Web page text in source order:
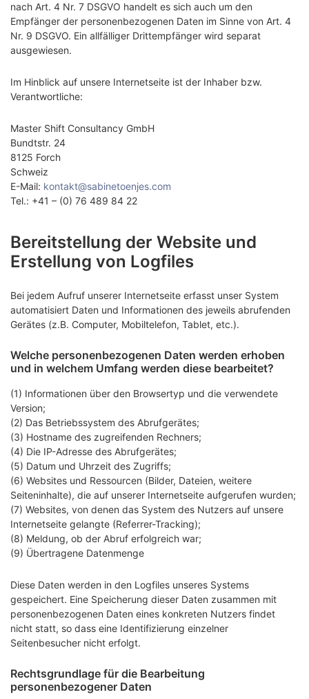
nach Art. 4 Nr. 7 DSGVO handelt es sich auch um den
Empfänger der personenbezogenen Daten im Sinne von Art. 4
Nr. 9 DSGVO. Ein allfälliger Drittempfänger wird separat
ausgewiesen.
Im Hinblick auf unsere Internetseite ist der Inhaber bzw.
Verantwortliche:
Master Shift Consultancy GmbH
Bundtstr. 24
8125 Forch
Schweiz
E-Mail: kontakt@sabinetoenjes.com
Tel.: +41 – (0) 76 489 84 22
Bereitstellung der Website und
Erstellung von Logfiles
Bei jedem Aufruf unserer Internetseite erfasst unser System
automatisiert Daten und Informationen des jeweils abrufenden
Gerätes (z.B. Computer, Mobiltelefon, Tablet, etc.).
Welche personenbezogenen Daten werden erhoben
und in welchem Umfang werden diese bearbeitet?
(1) Informationen über den Browsertyp und die verwendete
Version;
(2) Das Betriebssystem des Abrufgerätes;
(3) Hostname des zugreifenden Rechners;
(4) Die IP-Adresse des Abrufgerätes;
(5) Datum und Uhrzeit des Zugriffs;
(6) Websites und Ressourcen (Bilder, Dateien, weitere
Seiteninhalte), die auf unserer Internetseite aufgerufen wurden;
(7) Websites, von denen das System des Nutzers auf unsere
Internetseite gelangte (Referrer-Tracking);
(8) Meldung, ob der Abruf erfolgreich war;
(9) Übertragene Datenmenge
Diese Daten werden in den Logfiles unseres Systems
gespeichert. Eine Speicherung dieser Daten zusammen mit
personenbezogenen Daten eines konkreten Nutzers findet
nicht statt, so dass eine Identifizierung einzelner
Seitenbesucher nicht erfolgt.
Rechtsgrundlage für die Bearbeitung
personenbezogener Daten